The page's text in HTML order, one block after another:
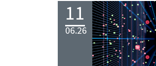
11
06.26